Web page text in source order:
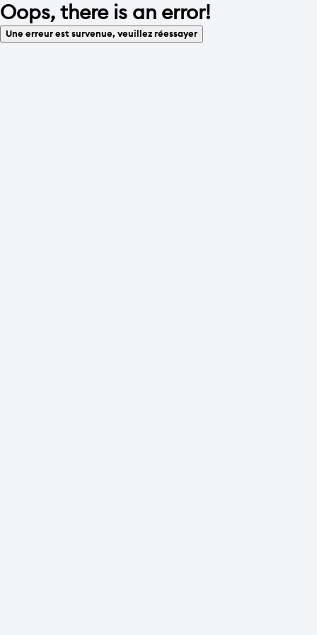
Oops, there is an error!
Une erreur est survenue, veuillez réessayer